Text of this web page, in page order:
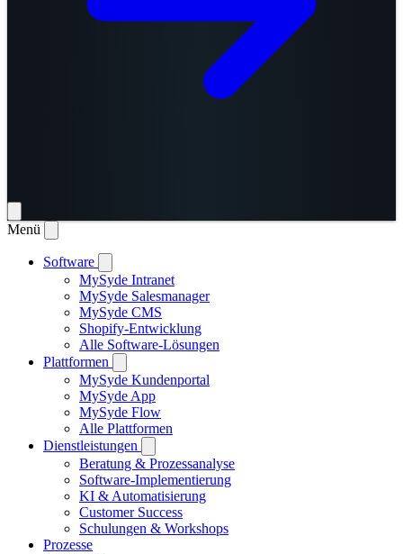
Menü
Software
MySyde Intranet
MySyde Salesmanager
MySyde CMS
Shopify-Entwicklung
Alle Software-Lösungen
Plattformen
MySyde Kundenportal
MySyde App
MySyde Flow
Alle Plattformen
Dienstleistungen
Beratung & Prozessanalyse
Software-Implementierung
KI & Automatisierung
Customer Success
Schulungen & Workshops
Prozesse